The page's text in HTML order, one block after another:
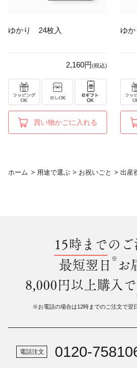
ゆかり 24枚入
2,160円(税込)
買い物かごに入れる
ゆ
ホーム > 用途で選ぶ > お祝いごと >出産
15時までの
最短翌日 ※ お
8,000円以上購入で
※お電話の場合は12時までのご注文で翌
電話注文 0120-